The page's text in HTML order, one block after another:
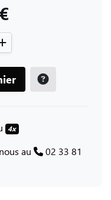
4x
au
02 33 81